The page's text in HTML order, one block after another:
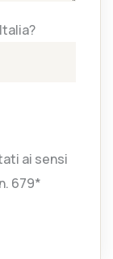
ai sensi
679*